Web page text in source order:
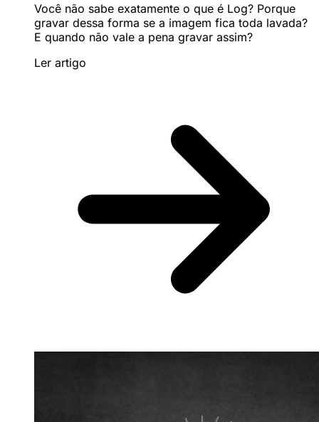
Você não sabe exatamente o que é Log? Porque
gravar dessa forma se a imagem fica toda lavada?
E quando não vale a pena gravar assim?
Ler artigo